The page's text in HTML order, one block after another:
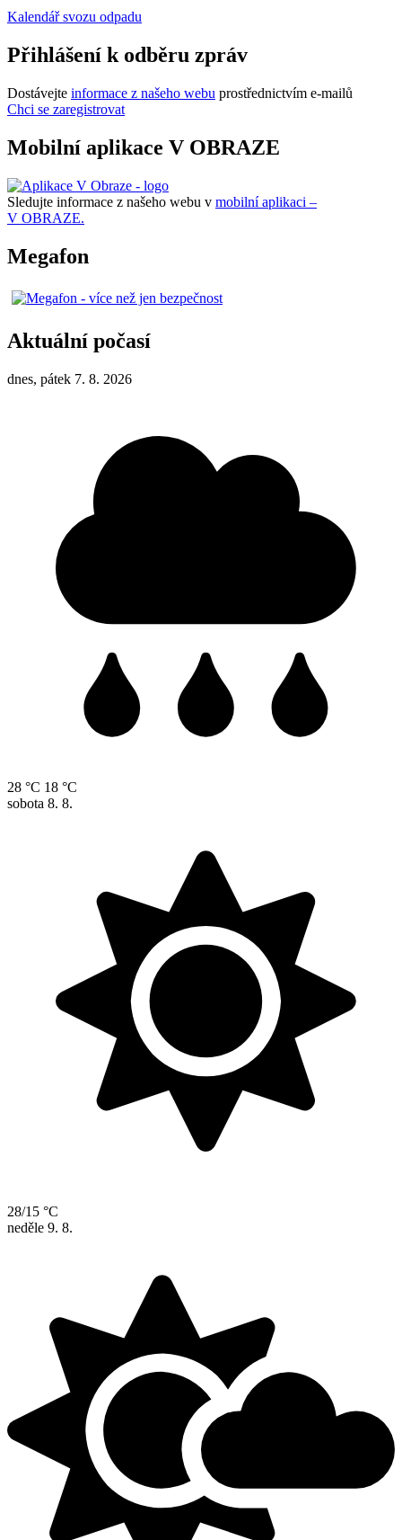
Kalendář svozu odpadu
Přihlášení k odběru zpráv
Dostávejte informace z našeho webu prostřednictvím e-mailů
Chci se zaregistrovat
Mobilní aplikace V OBRAZE
Sledujte informace z našeho webu v mobilní aplikaci –
V OBRAZE.
Megafon
Aktuální počasí
dnes, pátek 7. 8. 2026
28 °C 18 °C
sobota 8. 8.
28/15 °C
neděle 9. 8.